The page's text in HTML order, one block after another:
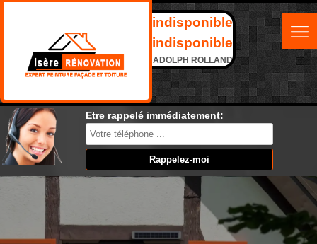
indisponible
indisponible
ADOLPH ROLLAND
Etre rappelé immédiatement: